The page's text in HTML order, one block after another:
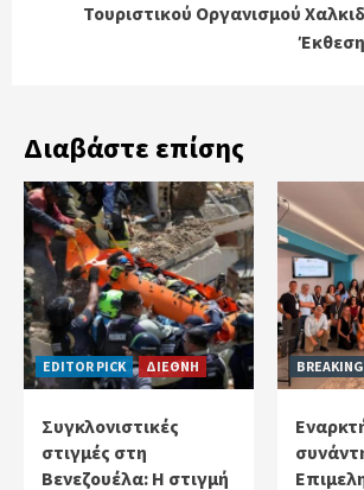
Τουριστικού Οργανισμού
Διαβάστε επίσης
EDITOR PICK ΔΙΕΘΝΗ
Συγκλονιστικές
στιγμές στη
Βενεζουέλα: Η στιγμή
BREAKING